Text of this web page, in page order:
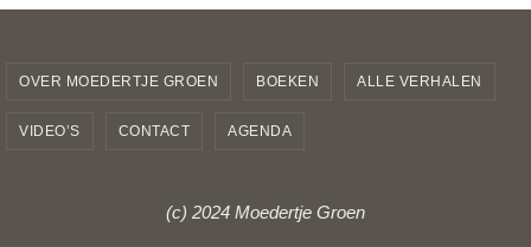
OVER MOEDERTJE GROEN BOEKEN ALLE VERHALEN
VIDEO’S CONTACT AGENDA
(c) 2024 Moedertje Groen